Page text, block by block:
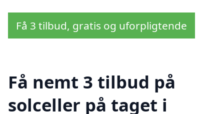
Få 3 tilbud, gratis og uforpligtende
Få nemt 3 tilbud på
solceller på taget i